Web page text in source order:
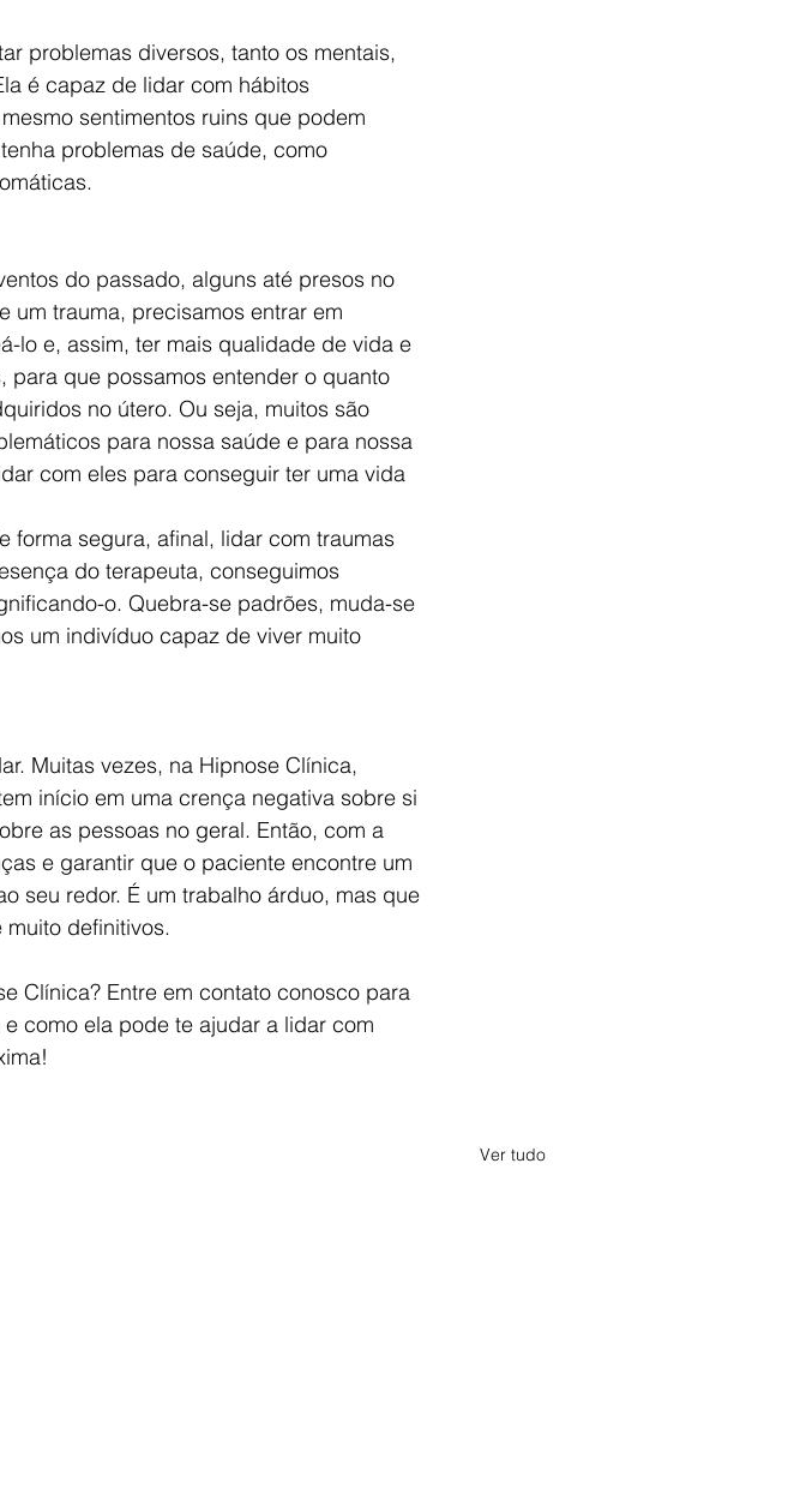
problemas diversos, tanto os mentais,
é capaz de lidar com hábitos
sentimentos ruins que podem
problemas de saúde, como
do passado, alguns até presos no
um trauma, precisamos entrar em
lo e, assim, ter mais qualidade de vida e
que possamos entender o quanto
no útero. Ou seja, muitos são
para nossa saúde e para nossa
com eles para conseguir ter uma vida
forma segura, afinal, lidar com traumas
do terapeuta, conseguimos
o. Quebra-se padrões, muda-se
um indivíduo capaz de viver muito
Muitas vezes, na Hipnose Clínica,
início em uma crença negativa sobre si
as pessoas no geral. Então, com a
e garantir que o paciente encontre um
seu redor. É um trabalho árduo, mas que
definitivos.
Clínica? Entre em contato conosco para
como ela pode te ajudar a lidar com
Ver tudo